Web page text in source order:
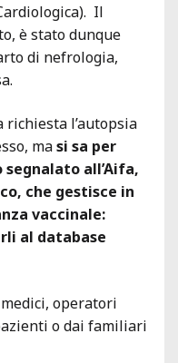
Il
è stato dunque
di nefrologia,
richiesta l’autopsia
masi sa per
all’Aifa,
che gestisce in
vaccinale:
al database
operatori
o dai familiari